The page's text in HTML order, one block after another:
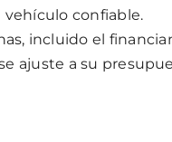
confiable.
incluido el
ajuste a su